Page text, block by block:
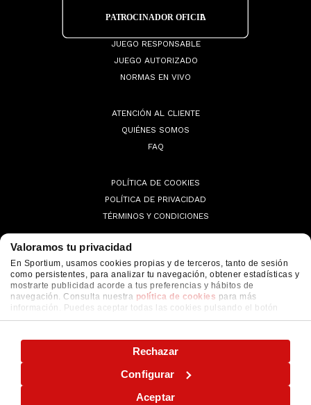
Valoramos tu privacidad
En Sportium, usamos cookies propias y de terceros, tanto de sesión
como persistentes, para analizar tu navegación, obtener estadísticas y
mostrarte publicidad acorde a tus preferencias y hábitos de
navegación. Consulta nuestra política de cookies para más
información. Puedes aceptar todas las cookies pulsando el botón
"ACEPTAR" o configurarlas o rechazar su uso pulsando el botón
Aceptar
Configurar
Rechazar
JUEGO RESPONSABLE
JUEGO AUTORIZADO
NORMAS EN VIVO
ATENCIÓN AL CLIENTE
QUIÉNES SOMOS
FAQ
POLÍTICA DE COOKIES
POLÍTICA DE PRIVACIDAD
TÉRMINOS Y CONDICIONES
© 2026 Sportium. All Rights Reserved.